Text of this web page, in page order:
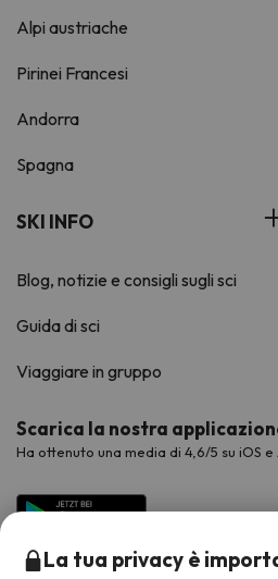
Alpi austriache
Pirinei Francesi
Andorra
Spagna
SKI INFO
Blog, notizie e consigli sugli sci
Guida di sci
Viaggiare in gruppo
Scarica la nostra
Ha ottenuto una media di 4,6/5 su iOS e
La tua privacy è